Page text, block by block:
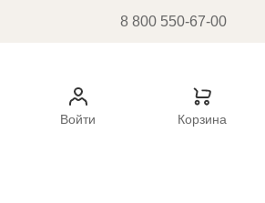
8 800 550-67-00
Войти Корзина